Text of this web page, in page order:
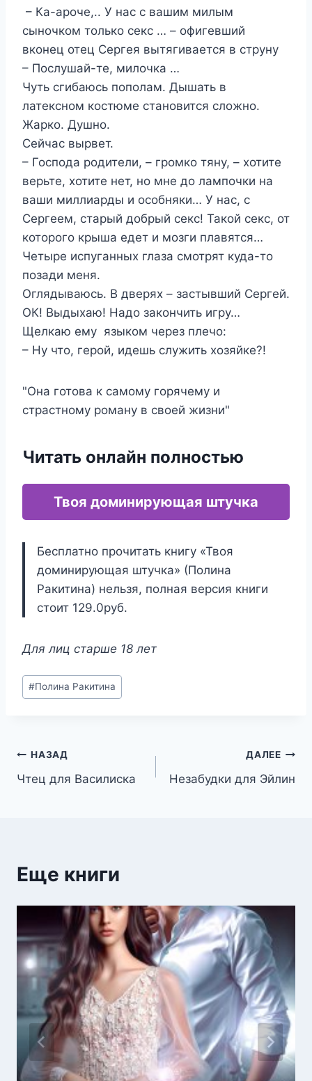
– Ка-ароче,.. У нас с вашим милым
сыночком только секс … – офигевший
вконец отец Сергея вытягивается в струну
– Послушай-те, милочка …
Чуть сгибаюсь пополам. Дышать в
латексном костюме становится сложно.
Жарко. Душно.
Сейчас вырвет.
– Господа родители, – громко тяну, – хотите
верьте, хотите нет, но мне до лампочки на
ваши миллиарды и особняки… У нас, с
Сергеем, старый добрый секс! Такой секс, от
которого крыша едет и мозги плавятся…
Четыре испуганных глаза смотрят куда-то
позади меня.
Оглядываюсь. В дверях – застывший Сергей.
ОК! Выдыхаю! Надо закончить игру…
Щелкаю ему языком через плечо:
– Ну что, герой, идешь служить хозяйке?!
"Она готова к самому горячему и
страстному роману в своей жизни"
Читать онлайн полностью
Твоя доминирующая штучка
Бесплатно прочитать книгу «Твоя
доминирующая штучка» (Полина
Ракитина) нельзя, полная версия книги
стоит 129.0руб.
Для лиц старше 18 лет
Метки
записи:
#Полина Ракитина
Навигация
по
НАЗАД
Чтец для Василиска
ДАЛЕЕ
Незабудки для Эйлин
Еще книги